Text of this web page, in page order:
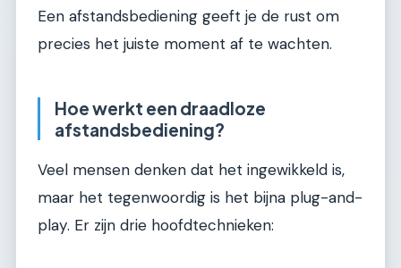
Een afstandsbediening geeft je de rust om
precies het juiste moment af te wachten.
Hoe werkt een draadloze
afstandsbediening?
Veel mensen denken dat het ingewikkeld is,
maar het tegenwoordig is het bijna plug-and-
play. Er zijn drie hoofdtechnieken: